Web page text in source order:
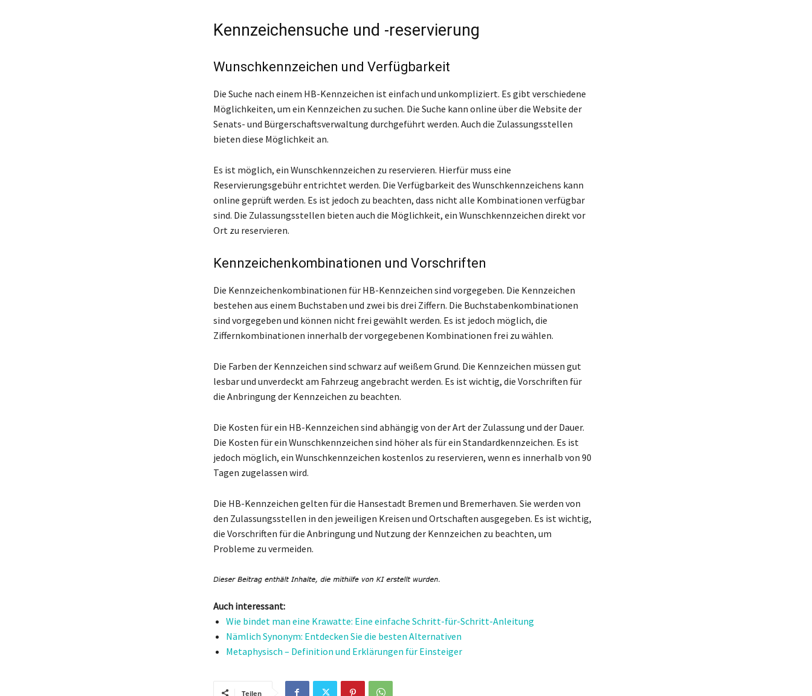
Kennzeichensuche und -reservierung
Wunschkennzeichen und Verfügbarkeit
Die Suche nach einem HB-Kennzeichen ist einfach und unkompliziert. Es gibt verschiedene
Möglichkeiten, um ein Kennzeichen zu suchen. Die Suche kann online über die Website der
Senats- und Bürgerschaftsverwaltung durchgeführt werden. Auch die Zulassungsstellen
bieten diese Möglichkeit an.
Es ist möglich, ein Wunschkennzeichen zu reservieren. Hierfür muss eine
Reservierungsgebühr entrichtet werden. Die Verfügbarkeit des Wunschkennzeichens kann
online geprüft werden. Es ist jedoch zu beachten, dass nicht alle Kombinationen verfügbar
sind. Die Zulassungsstellen bieten auch die Möglichkeit, ein Wunschkennzeichen direkt vor
Ort zu reservieren.
Kennzeichenkombinationen und Vorschriften
Die Kennzeichenkombinationen für HB-Kennzeichen sind vorgegeben. Die Kennzeichen
bestehen aus einem Buchstaben und zwei bis drei Ziffern. Die Buchstabenkombinationen
sind vorgegeben und können nicht frei gewählt werden. Es ist jedoch möglich, die
Ziffernkombinationen innerhalb der vorgegebenen Kombinationen frei zu wählen.
Die Farben der Kennzeichen sind schwarz auf weißem Grund. Die Kennzeichen müssen gut
lesbar und unverdeckt am Fahrzeug angebracht werden. Es ist wichtig, die Vorschriften für
die Anbringung der Kennzeichen zu beachten.
Die Kosten für ein HB-Kennzeichen sind abhängig von der Art der Zulassung und der Dauer.
Die Kosten für ein Wunschkennzeichen sind höher als für ein Standardkennzeichen. Es ist
jedoch möglich, ein Wunschkennzeichen kostenlos zu reservieren, wenn es innerhalb von 90
Tagen zugelassen wird.
Die HB-Kennzeichen gelten für die Hansestadt Bremen und Bremerhaven. Sie werden von
den Zulassungsstellen in den jeweiligen Kreisen und Ortschaften ausgegeben. Es ist wichtig,
die Vorschriften für die Anbringung und Nutzung der Kennzeichen zu beachten, um
Probleme zu vermeiden.
Auch interessant:
Wie bindet man eine Krawatte: Eine einfache Schritt-für-Schritt-Anleitung
Nämlich Synonym: Entdecken Sie die besten Alternativen
Metaphysisch – Definition und Erklärungen für Einsteiger
Teilen